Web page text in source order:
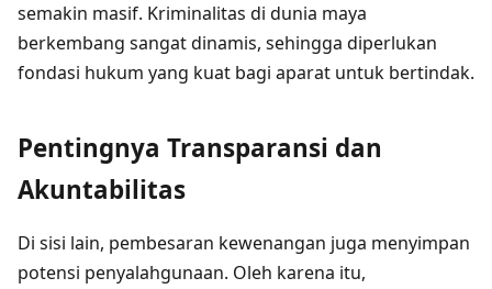
semakin masif. Kriminalitas di dunia maya
berkembang sangat dinamis, sehingga diperlukan
fondasi hukum yang kuat bagi aparat untuk bertindak.
Pentingnya Transparansi dan
Akuntabilitas
Di sisi lain, pembesaran kewenangan juga menyimpan
potensi penyalahgunaan. Oleh karena itu,